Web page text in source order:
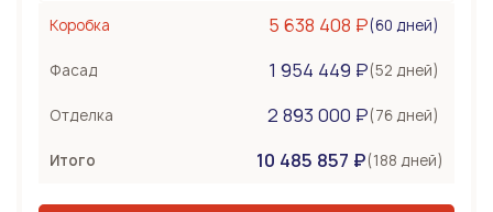
Бетонные стены
Сборное из ЖБ плит
Коробка 5 638 408 ₽(60 дней)
Фасад 1 954 449 ₽(52 дней)
Отделка 2 893 000 ₽(76 дней)
Итого 10 485 857 ₽(188 дней)